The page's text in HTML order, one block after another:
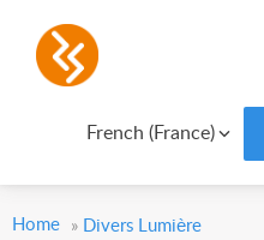
French (France)
Home » Divers Lumière